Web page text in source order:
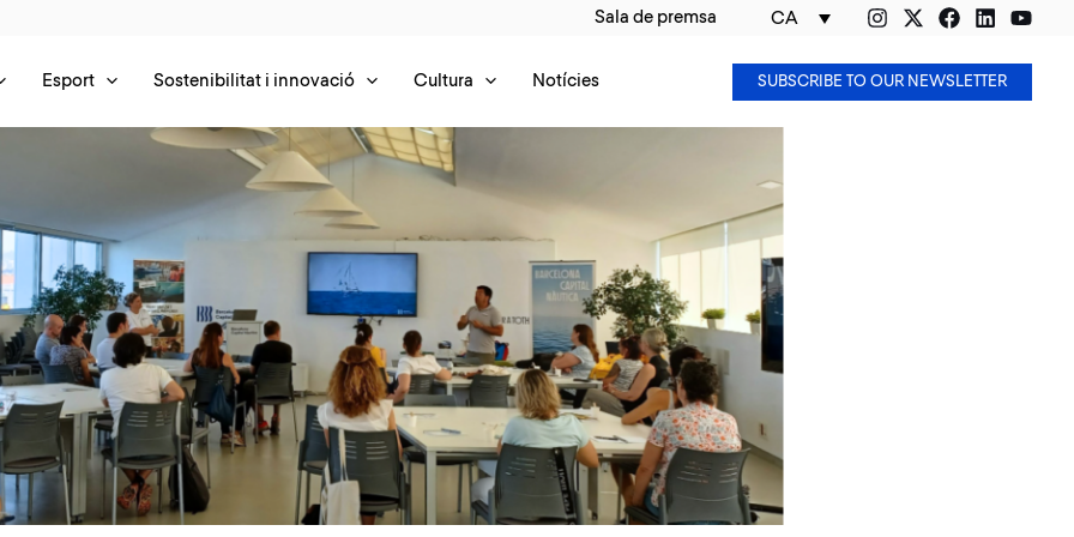
Sala de premsa CA
Esport Sostenibilitat i innovació Cultura Notícies SUBSCRIBE TO OUR NEWSLETTER